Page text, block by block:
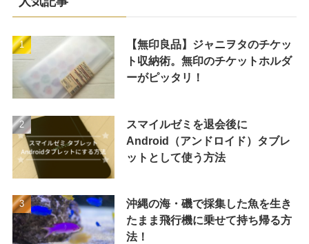
【無印良品】ジャニヲタのチケッ
ト収納術。無印のチケットホルダ
ーがピッタリ！
スマイルゼミを退会後に
Android（アンドロイド）タブレ
ットとして使う方法
沖縄の海・磯で採集した魚を生き
たまま飛行機に乗せて持ち帰る方
法！